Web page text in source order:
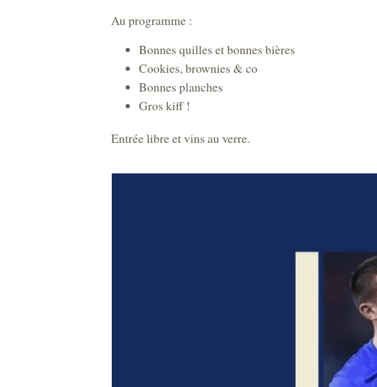
Au programme :
Bonnes quilles et bonnes bières
Cookies, brownies & co
Bonnes planches
Gros kiff !
Entrée libre et vins au verre.